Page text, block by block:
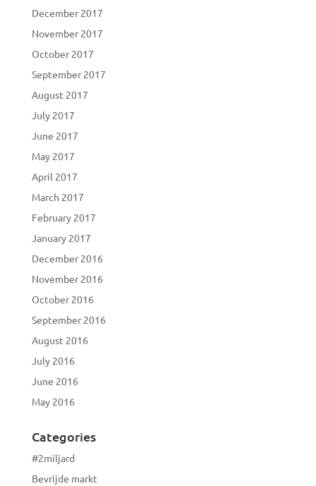
December 2017
November 2017
October 2017
September 2017
August 2017
July 2017
June 2017
May 2017
April 2017
March 2017
February 2017
January 2017
December 2016
November 2016
October 2016
September 2016
August 2016
July 2016
June 2016
May 2016
Categories
#2miljard
Bevrijde markt